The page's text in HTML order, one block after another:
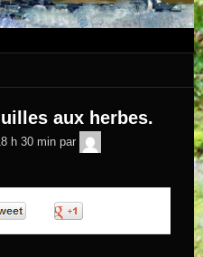
aux herbes.
h 30 min par